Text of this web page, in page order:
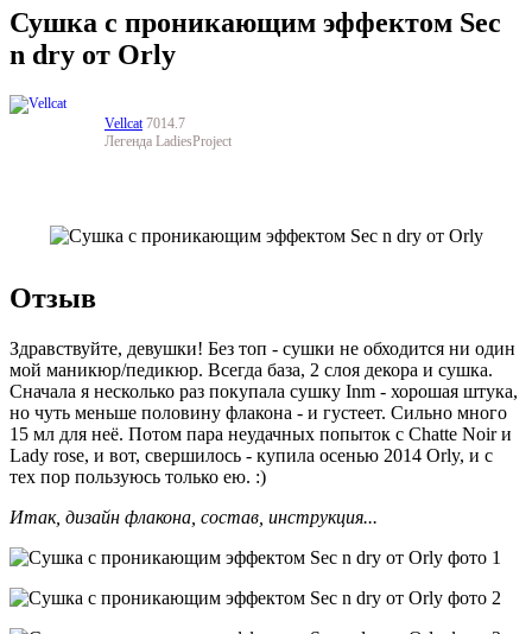
Сушка с проникающим эффектом Sec
n dry от Orly
Vellcat 7014.7
Легенда LadiesProject
Отзыв
Здравствуйте, девушки! Без топ - сушки не обходится ни один
мой маникюр/педикюр. Всегда база, 2 слоя декора и сушка.
Сначала я несколько раз покупала сушку Inm - хорошая штука,
но чуть меньше половину флакона - и густеет. Сильно много
15 мл для неё. Потом пара неудачных попыток с Chatte Noir и
Lady rose, и вот, свершилось - купила осенью 2014 Orly, и с
тех пор пользуюсь только ею. :)
Итак, дизайн флакона, состав, инструкция...